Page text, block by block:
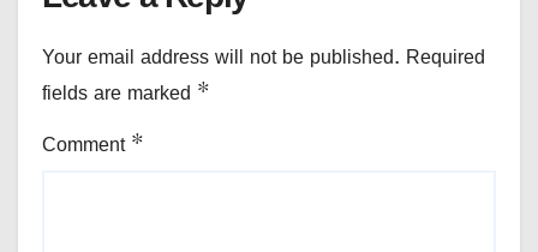
Your email address will not be published. Required
fields are marked *
Comment *